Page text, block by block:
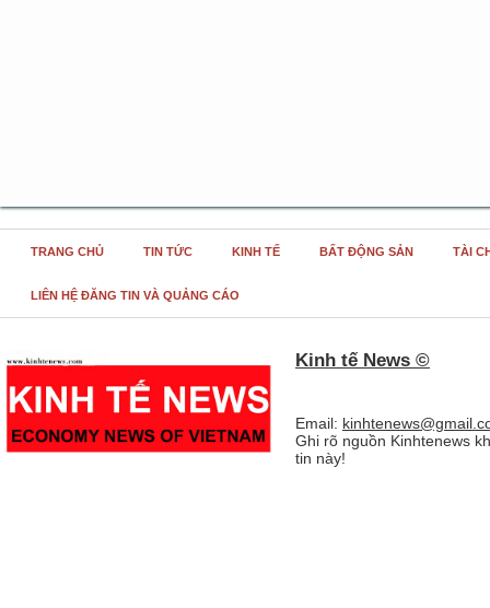
TRANG CHỦ TIN TỨC KINH TẾ BẤT ĐỘNG SẢN TÀI
LIÊN HỆ ĐĂNG TIN VÀ QUẢNG CÁO
Kinh tế News ©
Email:
Ghi rõ nguồn Kinhtenews
tin này!